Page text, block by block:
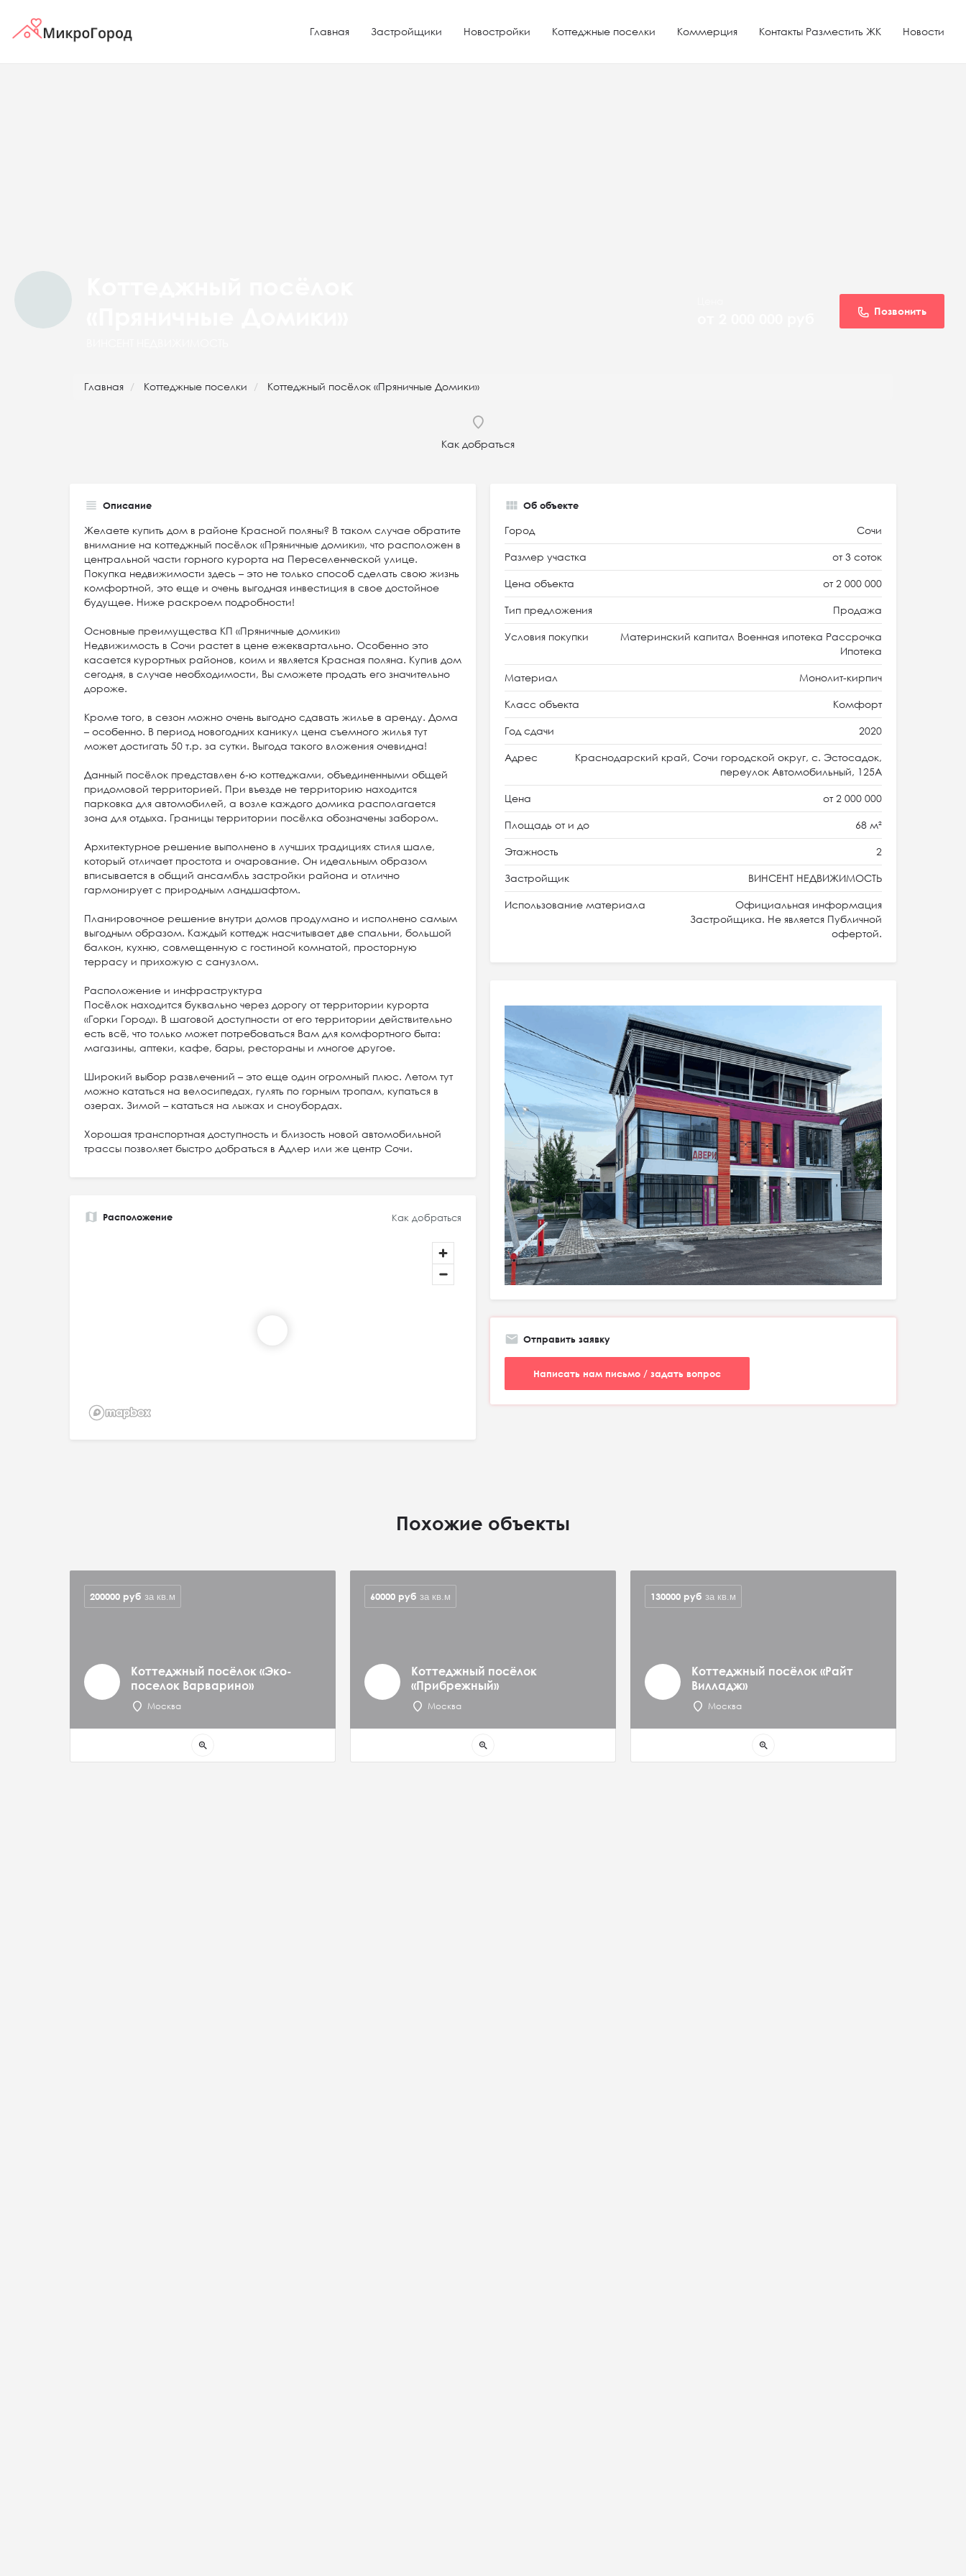
Главная Застройщики Новостройки Коттеджные поселки Коммерция Контакты Разместить ЖК Новости
Позвонить
Главная Коттеджные поселки Коттеджный посёлок «Пряничные Домики»
Как добраться
Описание
Желаете купить дом в районе Красной поляны? В таком случае обратите
внимание на коттеджный посёлок «Пряничные домики», что расположен в
центральной части горного курорта на Переселенческой улице.
Покупка недвижимости здесь – это не только способ сделать свою жизнь
комфортной, это еще и очень выгодная инвестиция в свое достойное
будущее. Ниже раскроем подробности!
Основные преимущества КП «Пряничные домики»
Недвижимость в Сочи растет в цене ежеквартально. Особенно это
касается курортных районов, коим и является Красная поляна. Купив дом
сегодня, в случае необходимости, Вы сможете продать его значительно
дороже.
Кроме того, в сезон можно очень выгодно сдавать жилье в аренду. Дома
– особенно. В период новогодних каникул цена съемного жилья тут
может достигать 50 т.р. за сутки. Выгода такого вложения очевидна!
Данный посёлок представлен 6-ю коттеджами, объединенными общей
придомовой территорией. При въезде не территорию находится
парковка для автомобилей, а возле каждого домика располагается
зона для отдыха. Границы территории посёлка обозначены забором.
Архитектурное решение выполнено в лучших традициях стиля шале,
который отличает простота и очарование. Он идеальным образом
вписывается в общий ансамбль застройки района и отлично
гармонирует с природным ландшафтом.
Планировочное решение внутри домов продумано и исполнено самым
выгодным образом. Каждый коттедж насчитывает две спальни, большой
балкон, кухню, совмещенную с гостиной комнатой, просторную
террасу и прихожую с санузлом.
Расположение и инфраструктура
Посёлок находится буквально через дорогу от территории курорта
«Горки Город». В шаговой доступности от его территории действительно
есть всё, что только может потребоваться Вам для комфортного быта:
магазины, аптеки, кафе, бары, рестораны и многое другое.
Широкий выбор развлечений – это еще один огромный плюс. Летом тут
можно кататься на велосипедах, гулять по горным тропам, купаться в
озерах. Зимой – кататься на лыжах и сноубордах.
Хорошая транспортная доступность и близость новой автомобильной
трассы позволяет быстро добраться в Адлер или же центр Сочи.
Об объекте
Город Сочи
Размер участка от 3 соток
Цена объекта от 2 000 000
Тип предложения Продажа
Условия покупки
Материнский капитал Военная ипотека Рассрочка
Ипотека
Материал Монолит-кирпич
Класс объекта Комфорт
Год сдачи 2020
Адрес
Краснодарский край, Сочи городской округ, с. Эстосадок,
переулок Автомобильный, 125А
Цена от 2 000 000
Площадь от и до 68 м²
Этажность 2
Застройщик ВИНСЕНТ НЕДВИЖИМОСТЬ
Использование материала
Официальная информация
Застройщика. Не является Публичной
офертой.
Расположение Как добраться
Отправить заявку
Написать нам письмо / задать вопрос
Похожие объекты
Коттеджный посёлок «Эко-
поселок Варварино»
Москва
200000 руб за кв.м
zoom_in
Коттеджный посёлок
«Прибрежный»
Москва
60000 руб за кв.м
zoom_in
Коттеджный посёлок «Райт
Вилладж»
Москва
130000 руб за кв.м
zoom_in